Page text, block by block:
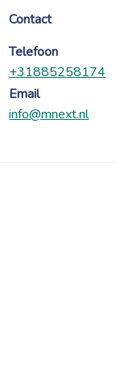
Contact
Telefoon
+31885258174
Email
info@mnext.nl